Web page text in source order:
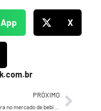
X
PRÓXIMO